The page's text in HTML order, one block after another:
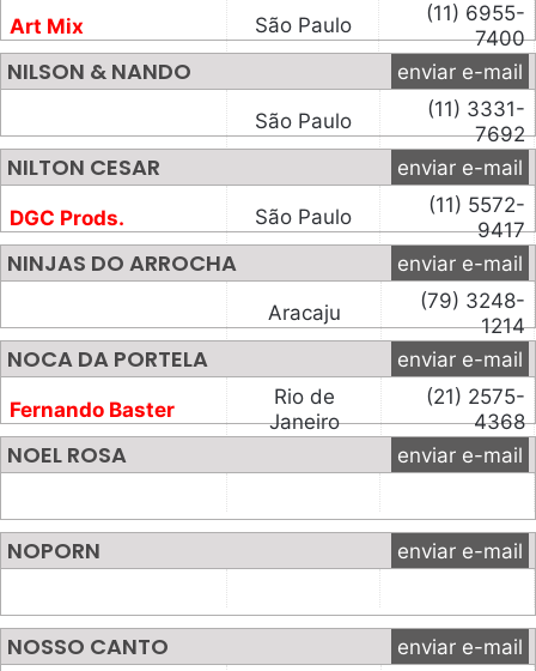
Art Mix São Paulo
(11) 6955-
7400
NILSON & NANDO enviar e-mail
São Paulo
(11) 3331-
7692
NILTON CESAR enviar e-mail
DGC Prods. São Paulo
(11) 5572-
9417
NINJAS DO ARROCHA enviar e-mail
Aracaju
(79) 3248-
1214
NOCA DA PORTELA enviar e-mail
Fernando Baster
Rio de
Janeiro
(21) 2575-
4368
NOEL ROSA enviar e-mail
NOPORN enviar e-mail
NOSSO CANTO enviar e-mail